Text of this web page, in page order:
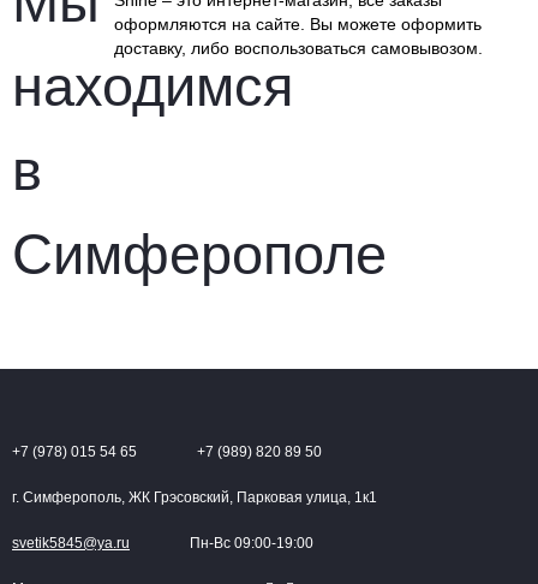
оформляются на сайте. Вы можете оформить
доставку, либо воспользоваться самовывозом.
+7 (978) 015 54 65 +7 (989) 820 89 50
г. Симферополь, ЖК Грэсовский, Парковая улица, 1к1
svetik5845@ya.ru Пн-Вс 09:00-19:00